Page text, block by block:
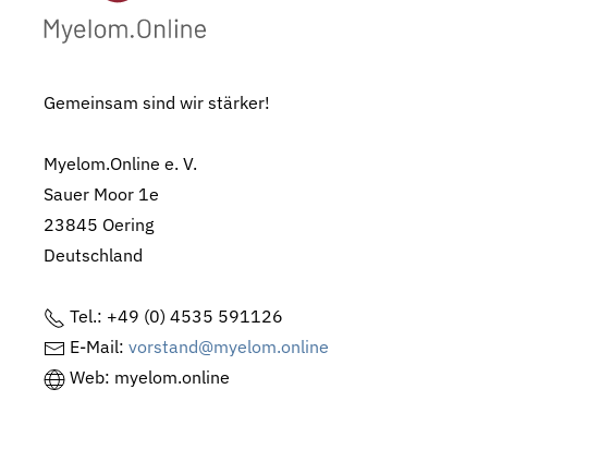
Gemeinsam sind wir stärker!
Myelom.Online e. V.
Sauer Moor 1e
23845 Oering
Deutschland
Tel.: +49 (0) 4535 591126
E-Mail: vorstand@myelom.online
Web: myelom.online